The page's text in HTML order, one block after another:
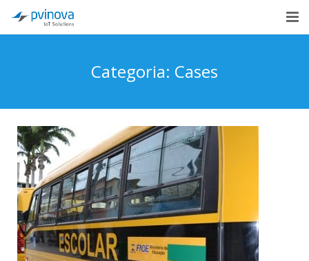
Soluções de IoT
Indústrias
Cases
Novidades
Contato
Categoria: Cases